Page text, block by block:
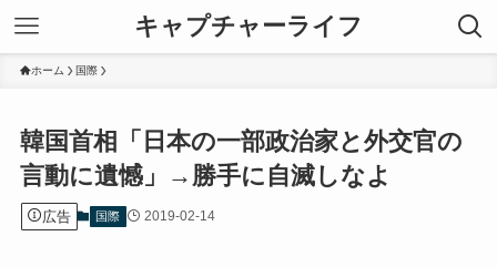
キャプチャーライフ
ホーム 国際
韓国首相「日本の一部政治家と外交官の
言動に遺憾」→勝手に自滅しなよ
広告 国際 2019-02-14